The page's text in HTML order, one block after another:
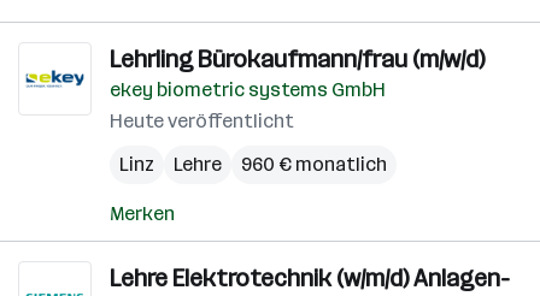
Lehrling Bürokaufmann/frau (m/w/d)
ekey biometric systems GmbH
Heute veröffentlicht
Linz
Lehre 960 € monatlich
Merken
Lehre Elektrotechnik (w/m/d) Anlagen-